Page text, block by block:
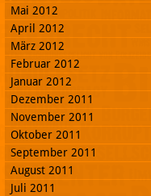
Mai 2012
April 2012
März 2012
Februar 2012
Januar 2012
Dezember 2011
November 2011
Oktober 2011
September 2011
August 2011
Juli 2011